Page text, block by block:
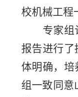
校机械工程
专家组
报告进行了
体明确，培
组一致同意